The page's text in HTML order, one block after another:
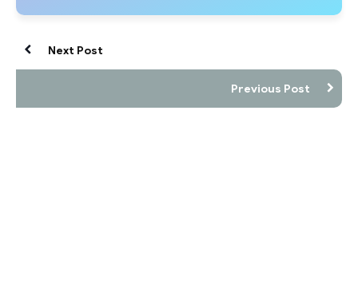
Next Post
Previous Post